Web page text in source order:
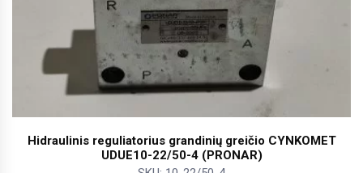
Hidraulinis reguliatorius grandinių greičio CYNKOMET
UDUE10-22/50-4 (PRONAR)